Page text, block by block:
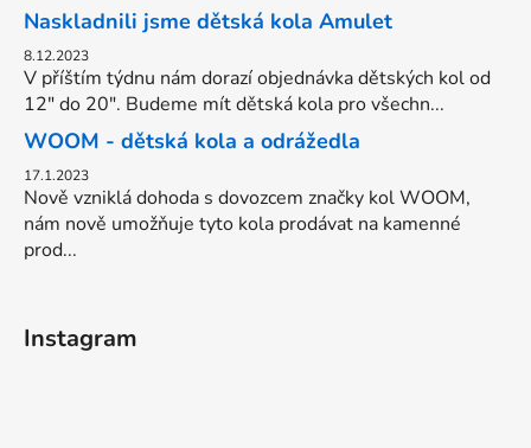
Naskladnili jsme dětská kola Amulet
8.12.2023
V příštím týdnu nám dorazí objednávka dětských kol od
12" do 20". Budeme mít dětská kola pro všechn...
WOOM - dětská kola a odrážedla
17.1.2023
Nově vzniklá dohoda s dovozcem značky kol WOOM,
nám nově umožňuje tyto kola prodávat na kamenné
prod...
Instagram